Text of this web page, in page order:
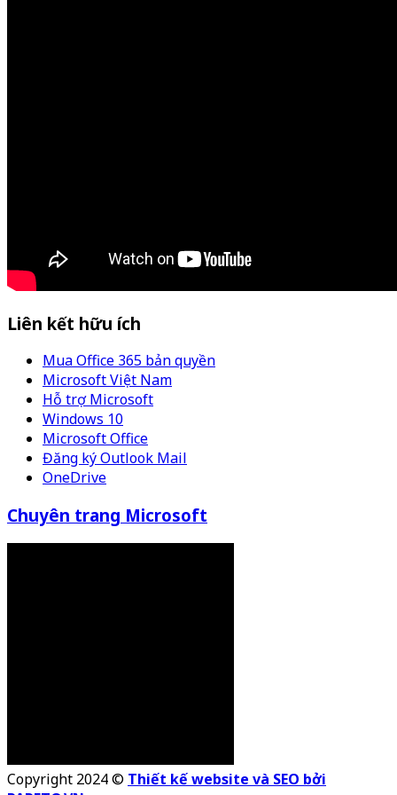
Liên kết hữu ích
Mua Office 365 bản quyền
Microsoft Việt Nam
Hỗ trợ Microsoft
Windows 10
Microsoft Office
Đăng ký Outlook Mail
OneDrive
Chuyên trang Microsoft
Copyright 2024 © Thiết kế website và SEO bởi